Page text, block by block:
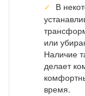
В
или
Наличие
делает
время.